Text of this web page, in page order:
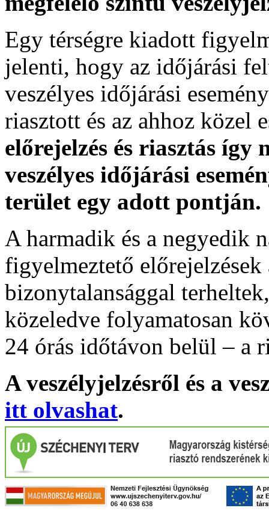
Egy térségre kiadott
jelenti, hogy az időjárási
veszélyes időjárási
riasztott és az ahhoz közel
előrejelzés és riasztás
veszélyes időjárási
terület egy adott pontján.
A harmadik és a negyedik
figyelmeztető
bizonytalansággal
közeledve folyamatosan
24 órás időtávon belül – a
A veszélyjelzésről és a
itt olvashat.